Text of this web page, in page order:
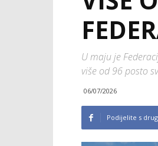
U maju je
više od 96 posto
06/07/2026
Podijelite s